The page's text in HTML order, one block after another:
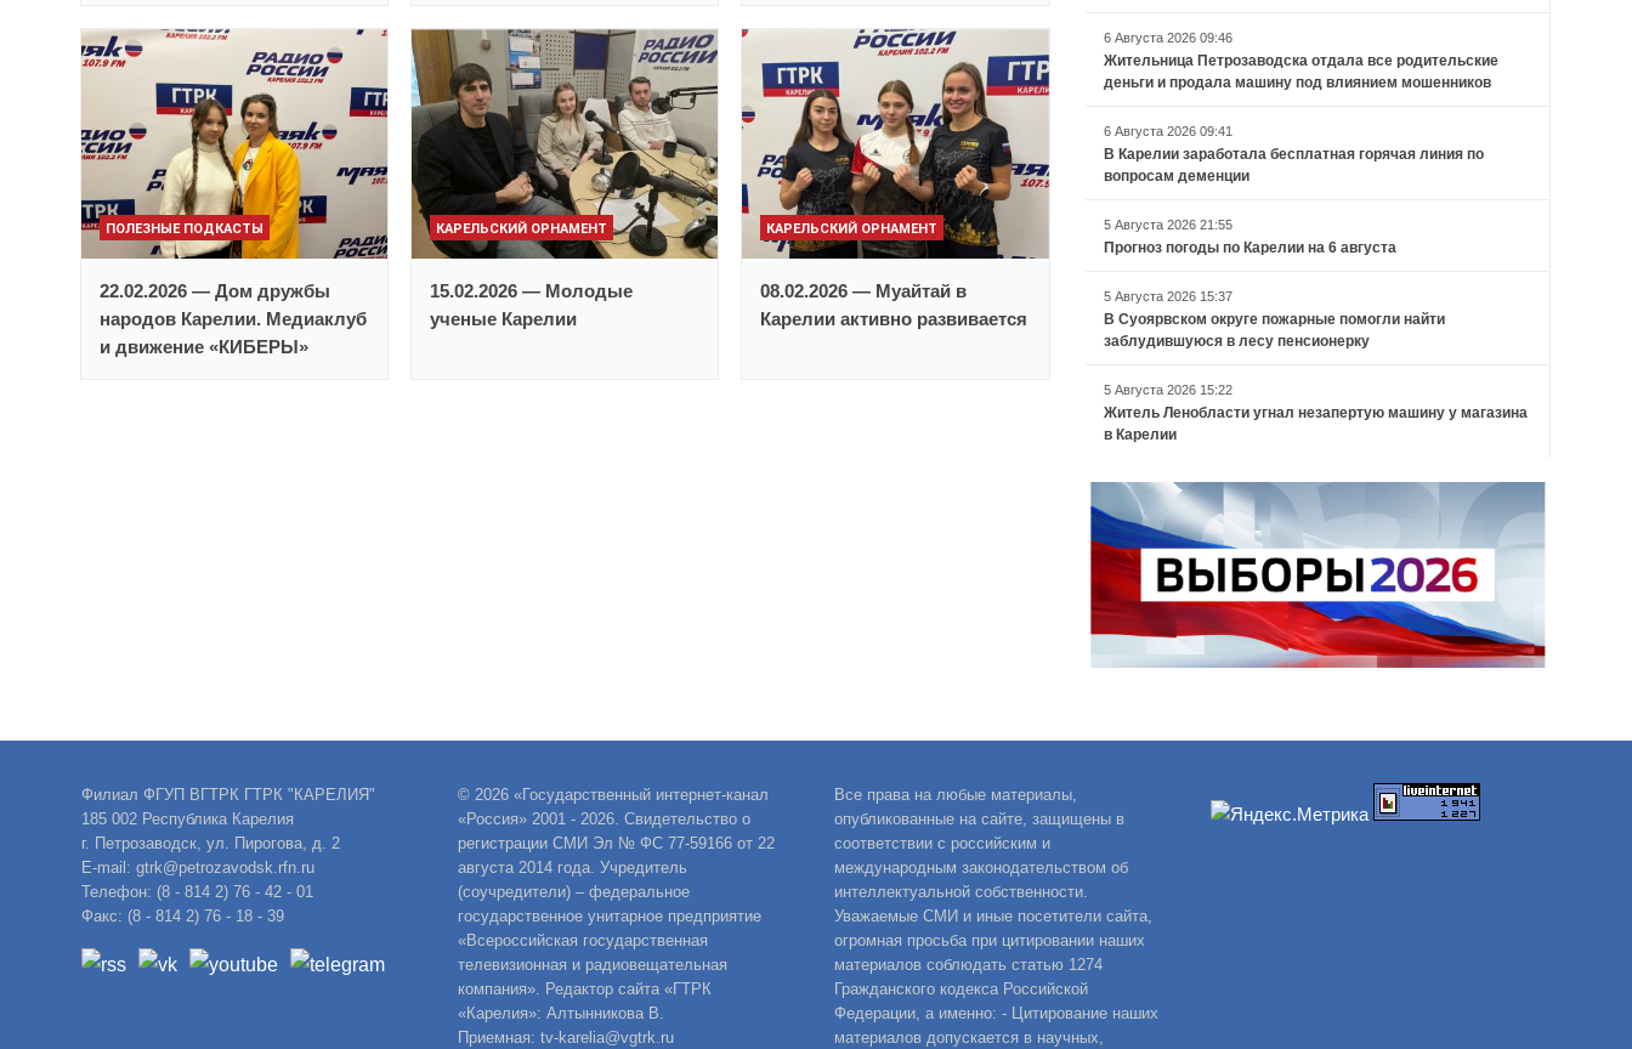
ПОЛЕЗНЫЕ ПОДКАСТЫ
22.02.2026 — Дом дружбы
народов Карелии. Медиаклуб
и движение «КИБЕРЫ»
КАРЕЛЬСКИЙ ОРНАМЕНТ
15.02.2026 — Молодые
ученые Карелии
КАРЕЛЬСКИЙ ОРНАМЕНТ
08.02.2026 — Муайтай в
Карелии активно развивается
6 Августа 2026 09:46
Жительница Петрозаводска отдала все родительские
деньги и продала машину под влиянием мошенников
6 Августа 2026 09:41
В Карелии заработала бесплатная горячая линия по
вопросам деменции
5 Августа 2026 21:55
Прогноз погоды по Карелии на 6 августа
5 Августа 2026 15:37
В Суоярвском округе пожарные помогли найти
заблудившуюся в лесу пенсионерку
5 Августа 2026 15:22
Житель Ленобласти угнал незапертую машину у магазина
в Карелии
Филиал ФГУП ВГТРК ГТРК "КАРЕЛИЯ"
185 002 Республика Карелия
г. Петрозаводск, ул. Пирогова, д. 2
E-mail: gtrk@petrozavodsk.rfn.ru
Телефон: (8 - 814 2) 76 - 42 - 01
Факс: (8 - 814 2) 76 - 18 - 39
© 2026 «Государственный интернет-канал
«Россия» 2001 - 2026. Свидетельство о
регистрации СМИ Эл № ФС 77-59166 от 22
августа 2014 года. Учредитель
(соучредители) – федеральное
государственное унитарное предприятие
«Всероссийская государственная
телевизионная и радиовещательная
компания». Редактор сайта «ГТРК
«Карелия»: Алтынникова В.
Приемная: tv-karelia@vgtrk.ru
Все права на любые материалы,
опубликованные на сайте, защищены в
соответствии с российским и
международным законодательством об
интеллектуальной собственности.
Уважаемые СМИ и иные посетители сайта,
огромная просьба при цитировании наших
материалов соблюдать статью 1274
Гражданского кодекса Российской
Федерации, а именно: - Цитирование наших
материалов допускается в научных,